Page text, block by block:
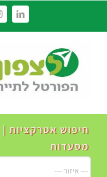
חיפוש אטרקציות
מסעדות